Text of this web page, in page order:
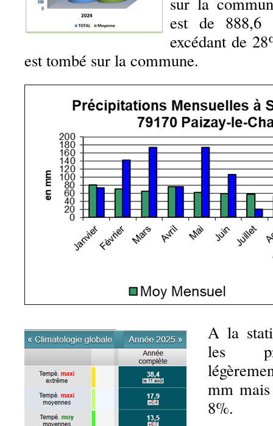
est de 888,6
excédant de
est tombé sur la commune.
A la
les
mm
8%.